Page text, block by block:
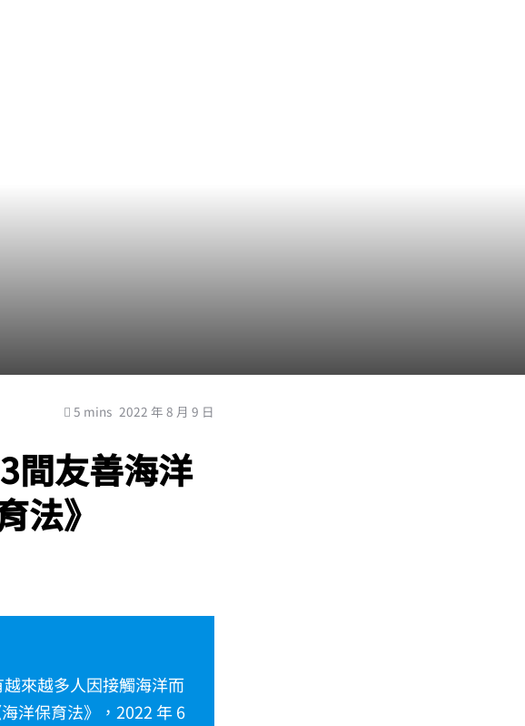
5 mins 2022 年 8 月 9 日
間友善海洋
法》
來越多人因接觸海洋而
洋保育法》，2022 年 6